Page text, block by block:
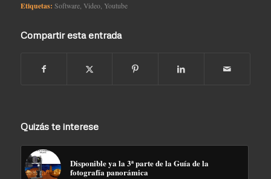
Etiquetas: Software, Video, Youtube
Compartir esta entrada
Quizás te interese
Disponible ya la 3ª parte de la Guía de la
fotografía panorámica